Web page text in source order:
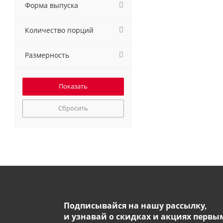
Форма выпуска
Количество порций
Размерность
Сбросить
Подписывайся на нашу рассылку,
и узнавай о скидках и акциях